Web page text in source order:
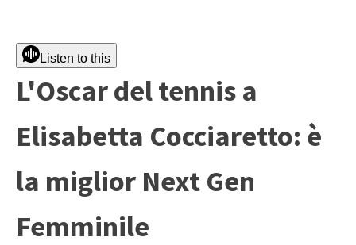
Listen to this
L'Oscar del tennis a
Elisabetta Cocciaretto: è
la miglior Next Gen
Femminile